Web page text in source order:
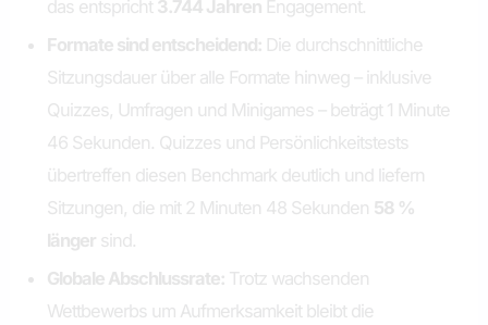
das entspricht 3.744 Jahren Engagement.
Formate sind entscheidend: Die durchschnittliche
Sitzungsdauer über alle Formate hinweg – inklusive
Quizzes, Umfragen und Minigames – beträgt 1 Minute
46 Sekunden. Quizzes und Persönlichkeitstests
übertreffen diesen Benchmark deutlich und liefern
Sitzungen, die mit 2 Minuten 48 Sekunden 58 %
länger sind.
Globale Abschlussrate: Trotz wachsenden
Wettbewerbs um Aufmerksamkeit bleibt die